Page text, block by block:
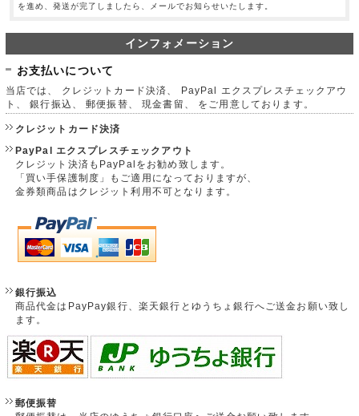
を進め、発送が完了しましたら、メールでお知らせいたします。
インフォメーション
お支払いについて
当店では、 クレジットカード決済、 PayPal エクスプレスチェックアウ
ト、 銀行振込、 郵便振替、 現金書留、 をご用意しております。
クレジットカード決済
PayPal エクスプレスチェックアウト
クレジット決済もPayPalをお勧め致します。
「買い手保護制度」もご適用になっておりますが、
金券類商品はクレジット利用不可となります。
銀行振込
商品代金はPayPay銀行、楽天銀行とゆうちょ銀行へご送金お願い致し
ます。
郵便振替